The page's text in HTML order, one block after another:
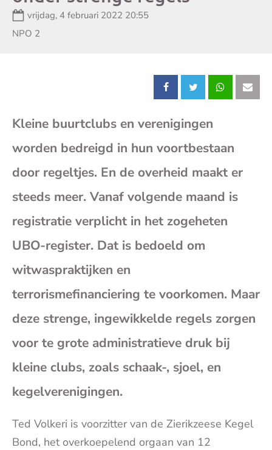
Datum:
vrijdag, 4 februari 2022 20:55
Zender:
NPO 2
Deel
dit
bericht
op
Facebook
Deel
dit
bericht
op
X
Deel
op
je
Kleine buurtclubs en verenigingen
worden bedreigd in hun voortbestaan
door regeltjes. En de overheid maakt er
steeds meer. Vanaf volgende maand is
registratie verplicht in het zogeheten
UBO-register. Dat is bedoeld om
witwaspraktijken en
terrorismefinanciering te voorkomen. Maar
deze strenge, ingewikkelde regels zorgen
voor te grote administratieve druk bij
kleine clubs, zoals schaak-, sjoel, en
kegelverenigingen.
Ted Volkeri is voorzitter van de Zierikzeese Kegel
Bond, het overkoepelend orgaan van 12